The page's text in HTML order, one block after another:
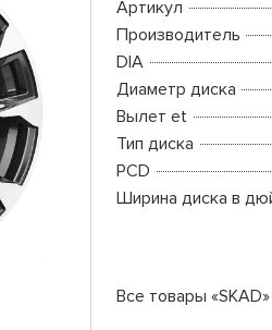
Артикул
Производитель
DIA
Диаметр диска
Вылет et
Тип диска
PCD
Ширина диска в
Все товары «SKAD»